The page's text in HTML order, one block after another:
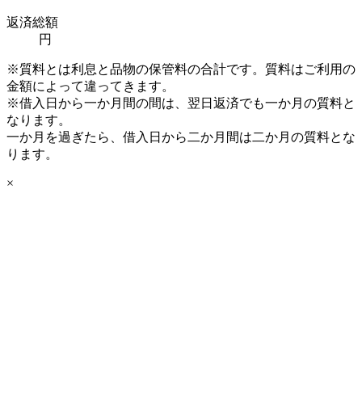
返済総額
円
※質料とは利息と品物の保管料の合計です。質料はご利用の
金額によって違ってきます。
※借入日から一か月間の間は、翌日返済でも一か月の質料と
なります。
一か月を過ぎたら、借入日から二か月間は二か月の質料とな
ります。
×